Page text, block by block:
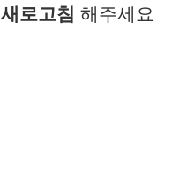
새로고침 해주세요